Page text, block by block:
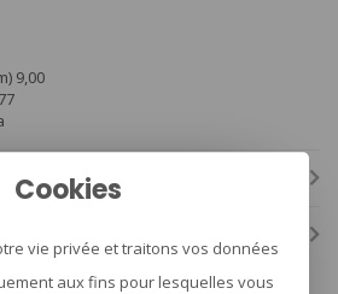
9,00
Cookies
vie privée et traitons vos données
aux fins pour lesquelles vous